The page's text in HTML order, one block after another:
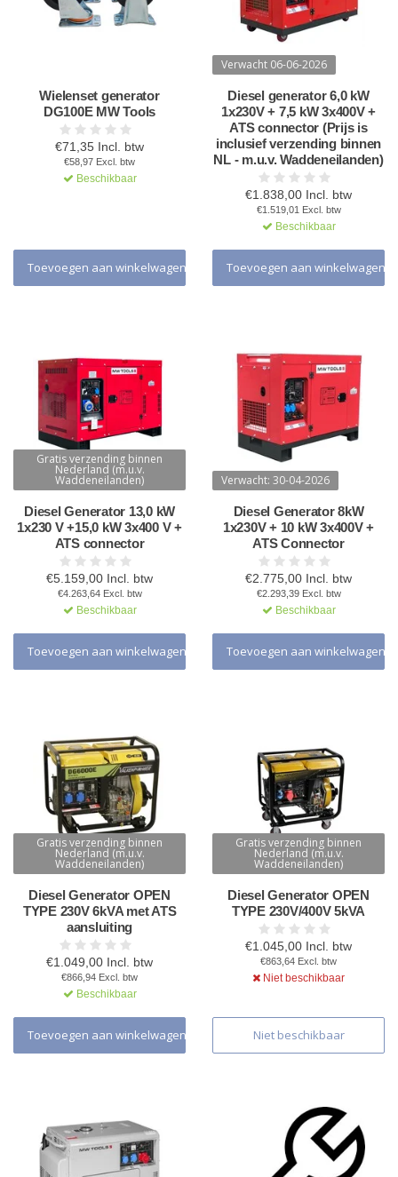
Wielenset generator
DG100E MW Tools
€71,35 Incl. btw
€58,97 Excl. btw
Beschikbaar
Toevoegen aan winkelwagen
Verwacht 06-06-2026
Diesel generator 6,0 kW
1x230V + 7,5 kW 3x400V +
ATS connector (Prijs is
inclusief verzending binnen
NL - m.u.v. Waddeneilanden)
€1.838,00 Incl. btw
€1.519,01 Excl. btw
Beschikbaar
Toevoegen aan winkelwagen
Gratis verzending binnen
Nederland (m.u.v.
Waddeneilanden)
Diesel Generator 13,0 kW
1x230 V +15,0 kW 3x400 V +
ATS connector
€5.159,00 Incl. btw
€4.263,64 Excl. btw
Beschikbaar
Toevoegen aan winkelwagen
Verwacht: 30-04-2026
Diesel Generator 8kW
1x230V + 10 kW 3x400V +
ATS Connector
€2.775,00 Incl. btw
€2.293,39 Excl. btw
Beschikbaar
Toevoegen aan winkelwagen
Gratis verzending binnen
Nederland (m.u.v.
Waddeneilanden)
Diesel Generator OPEN
TYPE 230V 6kVA met ATS
aansluiting
€1.049,00 Incl. btw
€866,94 Excl. btw
Beschikbaar
Toevoegen aan winkelwagen
Gratis verzending binnen
Nederland (m.u.v.
Waddeneilanden)
Diesel Generator OPEN
TYPE 230V/400V 5kVA
€1.045,00 Incl. btw
€863,64 Excl. btw
Niet beschikbaar
Niet beschikbaar